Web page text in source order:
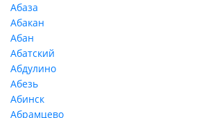
Абаза
Абакан
Абан
Абатский
Абдулино
Абезь
Абинск
Абрамцево